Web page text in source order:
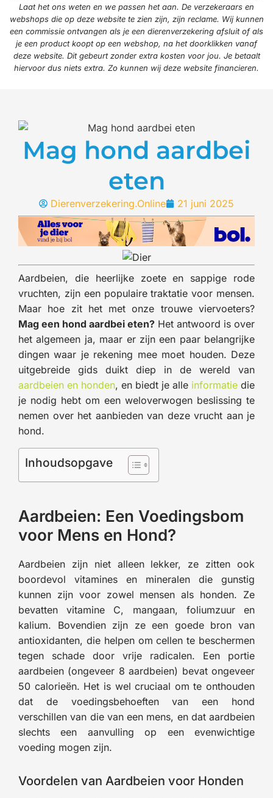
Laat het ons weten en we passen het aan. De verzekeraars en
webshops die op deze website te zien zijn, zijn reclame. Wij kunnen
een commissie ontvangen als je een dierenverzekering afsluit of als
je een product koopt op een webshop, na het doorklikken vanaf
deze website. Dit gebeurt zonder extra kosten voor jou. Je betaalt
hiervoor dus niets extra. Zo kunnen wij deze website financieren.
Mag hond aardbei
eten
Dierenverzekering.Online 21 juni 2025
Aardbeien, die heerlijke zoete en sappige rode
vruchten, zijn een populaire traktatie voor mensen.
Maar hoe zit het met onze trouwe viervoeters?
Mag een hond aardbei eten? Het antwoord is over
het algemeen ja, maar er zijn een paar belangrijke
dingen waar je rekening mee moet houden. Deze
uitgebreide gids duikt diep in de wereld van
aardbeien en honden, en biedt je alle informatie die
je nodig hebt om een weloverwogen beslissing te
nemen over het aanbieden van deze vrucht aan je
hond.
Inhoudsopgave
Aardbeien: Een Voedingsbom
voor Mens en Hond?
Aardbeien zijn niet alleen lekker, ze zitten ook
boordevol vitamines en mineralen die gunstig
kunnen zijn voor zowel mensen als honden. Ze
bevatten vitamine C, mangaan, foliumzuur en
kalium. Bovendien zijn ze een goede bron van
antioxidanten, die helpen om cellen te beschermen
tegen schade door vrije radicalen. Een portie
aardbeien (ongeveer 8 aardbeien) bevat ongeveer
50 calorieën. Het is wel cruciaal om te onthouden
dat de voedingsbehoeften van een hond
verschillen van die van een mens, en dat aardbeien
slechts een aanvulling op een evenwichtige
voeding mogen zijn.
Voordelen van Aardbeien voor Honden